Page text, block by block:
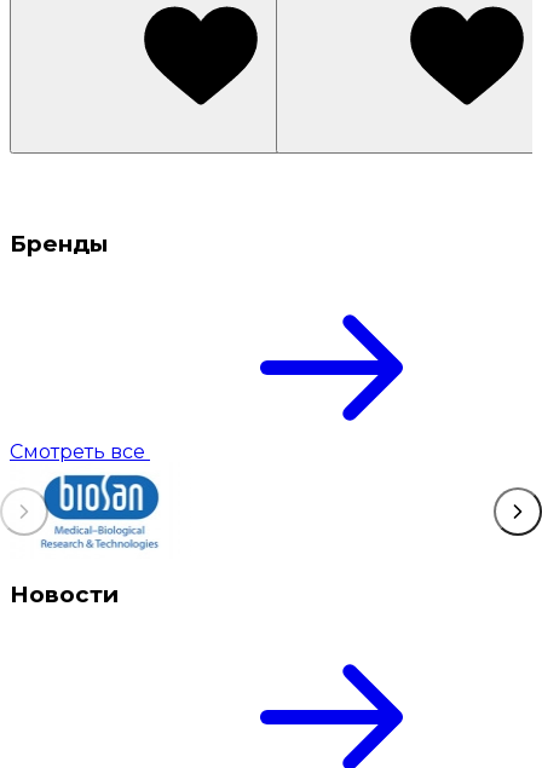
Бренды
Смотреть все
Новости